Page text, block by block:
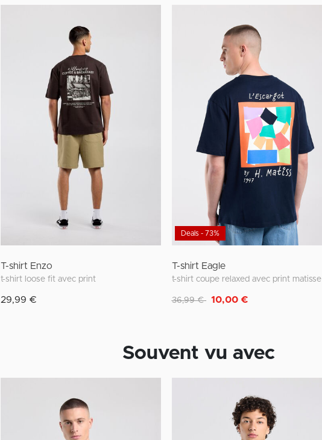
T-shirt Enzo
t-shirt loose fit avec print
29,99 €
Deals - 73%
T-shirt Eagle
t-shirt coupe relaxed avec print matisse
Remise de
36,99 € 10,00 €
Souvent vu avec